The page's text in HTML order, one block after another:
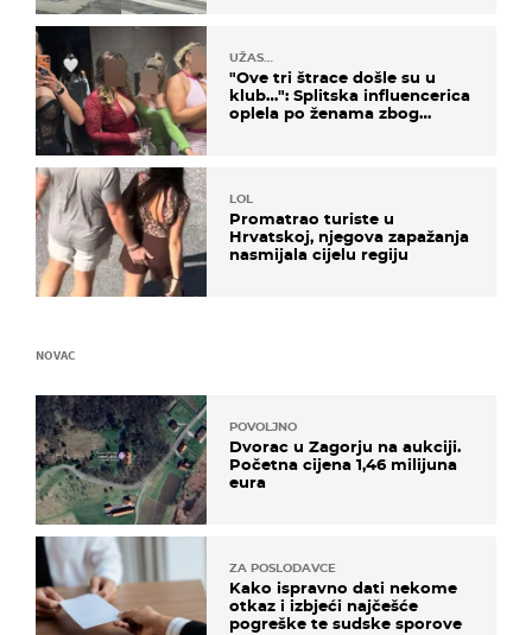
UŽAS…
"Ove tri štrace došle su u
klub…": Splitska influencerica
oplela po ženama zbog
LOL
Promatrao turiste u
Hrvatskoj, njegova zapažanja
nasmijala cijelu regiju
NOVAC
POVOLJNO
Dvorac u Zagorju na aukciji.
Početna cijena 1,46 milijuna
eura
ZA POSLODAVCE
Kako ispravno dati nekome
otkaz i izbjeći najčešće
pogreške te sudske sporove